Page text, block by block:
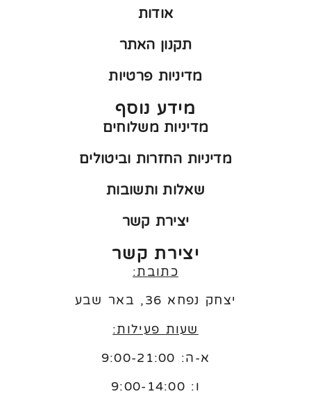
אודות
תקנון האתר
מדיניות פרטיות
מידע נוסף
מדיניות משלוחים
מדיניות החזרות וביטולים
שאלות ותשובות
יצירת קשר
יצירת קשר
כתובת:
יצחק נפחא 36, באר שבע
שעות פעילות:
א-ה: 9:00-21:00
ו: 9:00-14:00